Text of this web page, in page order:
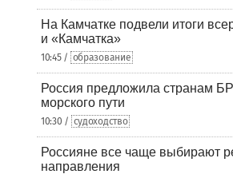
На Камчатке подвели итоги
и «Камчатка»
10:45 / образование
Россия предложила странам
морского пути
10:30 / судоходство
Россияне все чаще выбирают
направления